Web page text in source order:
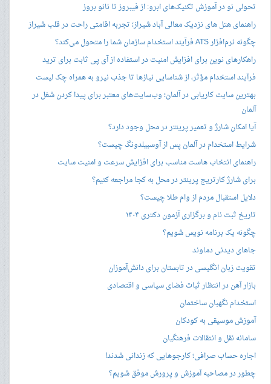
تحولی نو در آموزش تکنیک‌های ابرو: از فیبروز تا نانو بروز
راهنمای هتل های نزدیک معالی آباد شیراز؛ تجربه اقامتی راحت در قلب شیراز
چگونه نرم‌افزار ATS فرآیند استخدام سازمان شما را متحول می‌کند؟
راهکارهای نوین برای افزایش امنیت در استفاده از آی پی ثابت برای ترید
فرآیند استخدام مؤثر، از شناسایی نیازها تا جذب نیرو به همراه چک لیست
بهترین سایت کاریابی در آلمان؛ وب‌سایت‌های معتبر برای پیدا کردن شغل در
آلمان
آیا امکان شارژ و تعمیر پرینتر در محل وجود دارد؟
شرایط استخدام در آلمان پس از آوسبیلدونگ چیست؟
راهنمای انتخاب هاست مناسب برای افزایش سرعت و امنیت سایت
برای شارژ کارتریج پرینتر در محل به کجا مراجعه کنیم؟
دلایل استقبال مردم از وام طلا چیست؟
تاریخ ثبت نام و برگزاری آزمون دکتری ۱۴۰۴
چگونه یک برنامه نویس شویم؟
جاهای دیدنی دماوند
تقویت زبان انگلیسی در تابستان برای دانش‌آموزان
بازار آهن در انتظار ثبات فضای سیاسی و اقتصادی
استخدام نگهبان ساختمان
آموزش موسیقی به کودکان
سامانه نقل و انتقالات فرهنگیان
اجاره حساب صرافی؛ کارجوهایی که زندانی شدند!
چطور در مصاحبه‌ آموزش و پرورش موفق شویم؟